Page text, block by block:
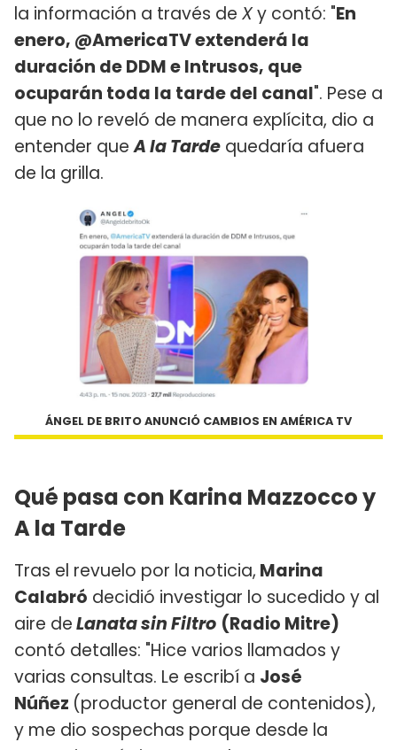
la información a través de Xy contó: "En
enero, @AmericaTV extenderá la
duración de DDM e Intrusos, que
ocuparán toda la tarde del canal". Pese a
que no lo reveló de manera explícita, dio a
entender queA la Tarde quedaría afuera
de la grilla.
ÁNGEL DE BRITO ANUNCIÓ CAMBIOS EN AMÉRICA TV
Qué pasa con Karina Mazzocco y
A la Tarde
Tras el revuelo por la noticia, Marina
Calabró decidió investigar lo sucedido y al
aire deLanata sin Filtro (Radio Mitre)
contó detalles: "Hice varios llamados y
varias consultas. Le escribí a José
Núñez (productor general de contenidos),
y me dio sospechas porque desde la